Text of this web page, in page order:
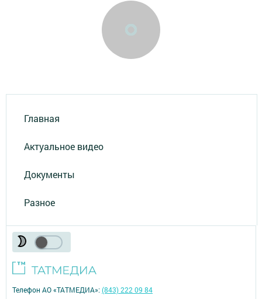
Главная
Актуальное видео
Документы
Разное
Телефон АО «ТАТМЕДИА»:(843) 222 09 84